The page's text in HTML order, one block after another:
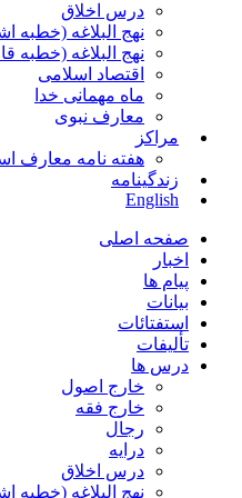
درس اخلاق
نهج البلاغه (خطبه
نهج البلاغه (خطبه
اقتصاد اسلامی
ماه مهمانی خدا
معارف نبوی
مراکز
هفته نامه معارف
زندگینامه
English
صفحه اصلی
اخبار
پیام ها
بیانات
استفتائات
تألیفات
درس ها
خارج اصول
خارج فقه
رجال
درایه
درس اخلاق
نهج البلاغه (خطبه